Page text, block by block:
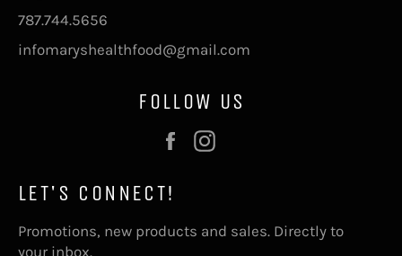
787.744.5656
infomaryshealthfood@gmail.com
FOLLOW US
Facebook
LET'S CONNECT!
Promotions, new products and sales. Directly to
your inbox.